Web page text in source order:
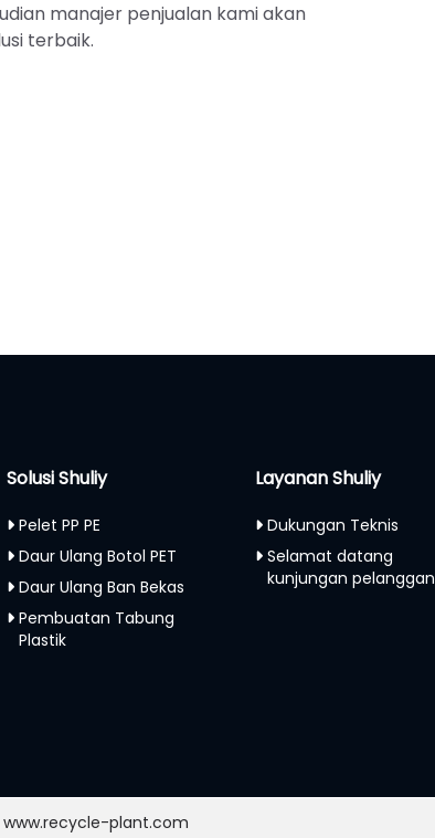
manajer penjualan kami akan
terbaik.
Solusi Shuliy
Pelet PP PE
Daur Ulang Botol PET
Daur Ulang Ban Bekas
Pembuatan Tabung
Plastik
Layanan Shuliy
Dukungan Teknis
Selamat datang
kunjungan pelanggan
plant.com